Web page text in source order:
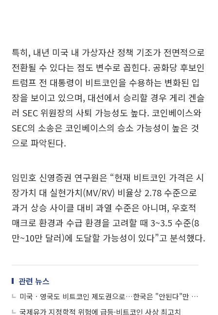
특히, 내년 미국 내 가상자산 정책 기조가 전면적으로
전환될 수 있다는 점도 변수로 꼽힌다. 공화당 후보인
트럼프 전 대통령이 비트코인을 수용하는 변화된 입
장을 보이고 있으며, 대선에서 승리할 경우 게리 겐슬
러 SEC 위원장의 사퇴 가능성도 높다. 코인베이스와
SEC의 소송은 코인베이스의 승소 가능성이 높은 것
으로 파악된다.
임민호 신영증권 연구원은 “현재 비트코인 가격은 시
장가치 대 실현가치(MV/RV) 비율상 2.78 수준으로
과거 상승 사이클 대비 과열 수준은 아니며, 우호적
매크로 환경과 수급 환경을 고려할 때 3~3.5 수준(8
만~10만 달러)에 도달할 가능성이 있다”고 분석했다.
관련 뉴스
미국ㆍ영국도 비트코인 제도권으로…한국은 "안된다"만 되풀이
국제유가 지정학적 위험에 급등·비트코인 사상 최고치